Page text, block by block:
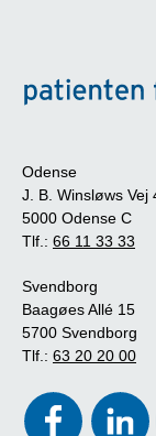
Odense
J. B. Winsløws Vej
5000 Odense C
Tlf.: 66 11 33 33
Svendborg
Baagøes Allé 15
5700 Svendborg
Tlf.: 63 20 20 00